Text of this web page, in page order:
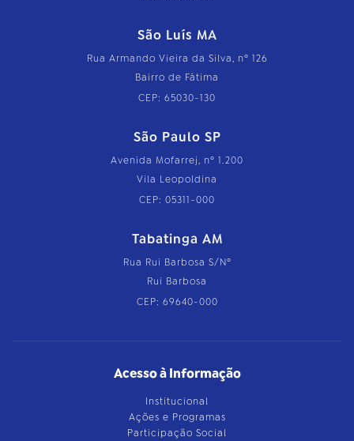
São Luís MA
Rua Armando Vieira da Silva, nº 126
Bairro de Fátima
CEP: 65030-130
São Paulo SP
Avenida Mofarrej, nº 1.200
Vila Leopoldina
CEP: 05311-000
Tabatinga AM
Rua Rui Barbosa S/Nº
Rui Barbosa
CEP: 69640-000
Acesso à Informação
Institucional
Ações e Programas
Participação Social